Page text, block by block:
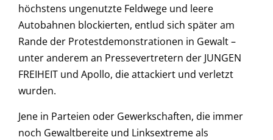
höchstens ungenutzte Feldwege und leere
Autobahnen blockierten, entlud sich später am
Rande der Protestdemonstrationen in Gewalt –
unter anderem an Pressevertretern der JUNGEN
FREIHEIT und Apollo, die attackiert und verletzt
wurden.
Jene in Parteien oder Gewerkschaften, die immer
noch Gewaltbereite und Linksextreme als